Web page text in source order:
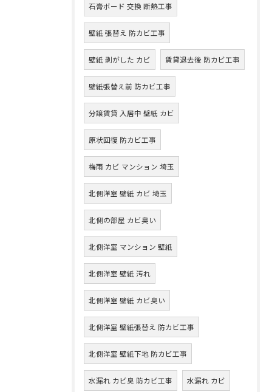
石膏ボード 交換 断熱工事
壁紙 張替え 防カビ工事
壁紙 剥がした カビ 賃貸退去後 防カビ工事
壁紙張替え前 防カビ工事
分譲賃貸 入居中 壁紙 カビ
原状回復 防カビ工事
梅雨 カビ マンション 埼玉
北側洋室 壁紙 カビ 埼玉
北側の部屋 カビ臭い
北側洋室 マンション 壁紙
北側洋室 壁紙 汚れ
北側洋室 壁紙 カビ臭い
北側洋室 壁紙張替え 防カビ工事
北側洋室 壁紙下地 防カビ工事
水漏れ カビ臭 防カビ工事 水漏れ カビ